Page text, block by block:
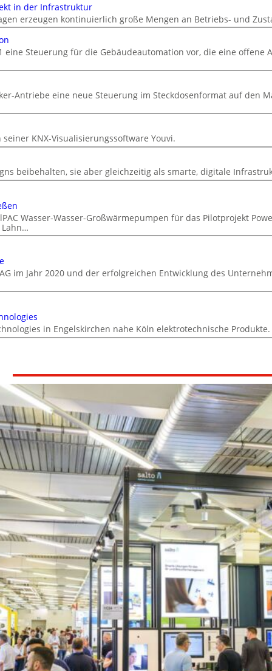
in der Infrastruktur
erzeugen kontinuierlich große Mengen an Betriebs- und
eine Steuerung für die Gebäudeautomation vor, die eine
Antriebe eine neue Steuerung im Steckdosenformat auf den
KNX-Visualisierungssoftware Youvi.
beibehalten, sie aber gleichzeitig als smarte, digitale
Wasser-Wasser-Großwärmepumpen für das Pilotprojekt
Lahn…
im Jahr 2020 und der erfolgreichen Entwicklung des
in Engelskirchen nahe Köln elektrotechnische Produkte.